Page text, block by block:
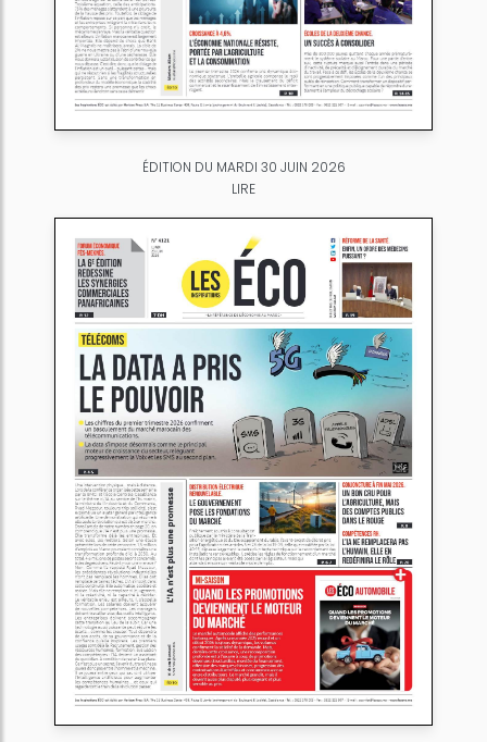
ÉDITION DU MARDI 30 JUIN 2026
LIRE